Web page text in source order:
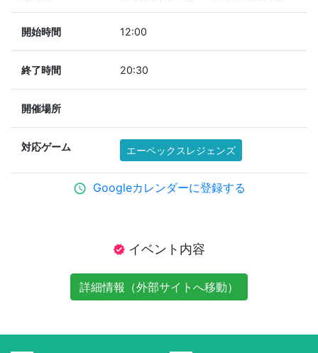
開始時間 12:00
終了時間 20:30
開催場所
対応ゲーム エーペックスレジェンズ
schedule Googleカレンダーに登録する
verified イベント内容
詳細情報（外部サイトへ移動）